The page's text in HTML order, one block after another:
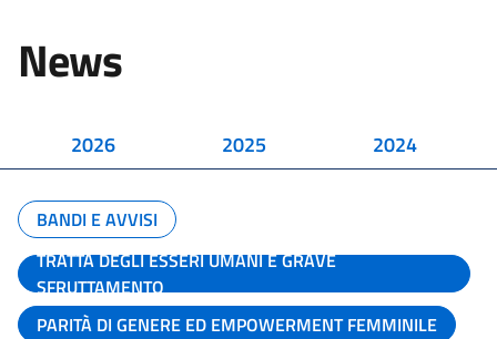
News
2026 2025 2024
BANDI E AVVISI
TRATTA DEGLI ESSERI UMANI E GRAVE
SFRUTTAMENTO
PARITÀ DI GENERE ED EMPOWERMENT FEMMINILE